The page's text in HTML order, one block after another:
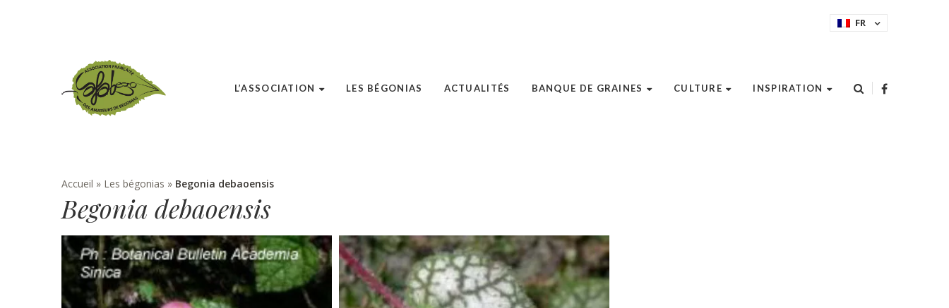
FR
L’ASSOCIATION LES BÉGONIAS ACTUALITÉS BANQUE DE GRAINES CULTURE INSPIRATION
Accueil » Les bégonias » Begonia debaoensis
Begonia debaoensis